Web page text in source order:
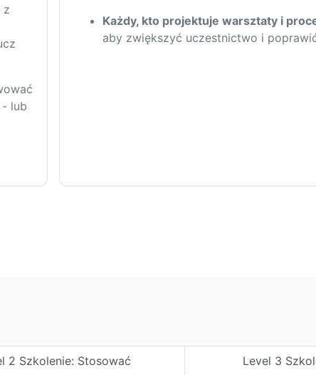
z
lub
Każdy, kto projektuje warsztaty i
aby zwiększyć uczestnictwo i
2 Szkolenie: Stosować Level 3